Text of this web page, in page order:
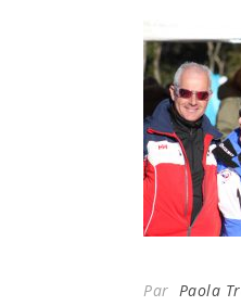
Par Paola